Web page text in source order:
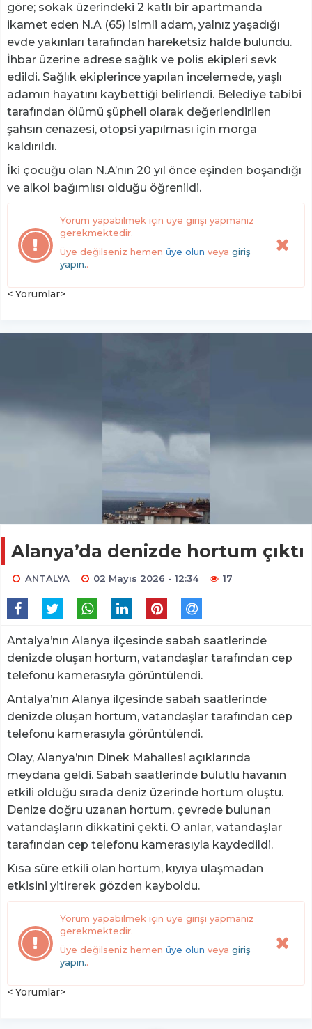
göre; sokak üzerindeki 2 katlı bir apartmanda
ikamet eden N.A (65) isimli adam, yalnız yaşadığı
evde yakınları tarafından hareketsiz halde bulundu.
İhbar üzerine adrese sağlık ve polis ekipleri sevk
edildi. Sağlık ekiplerince yapılan incelemede, yaşlı
adamın hayatını kaybettiği belirlendi. Belediye tabibi
tarafından ölümü şüpheli olarak değerlendirilen
şahsın cenazesi, otopsi yapılması için morga
kaldırıldı.
İki çocuğu olan N.A’nın 20 yıl önce eşinden boşandığı
ve alkol bağımlısı olduğu öğrenildi.
Yorum yapabilmek için üye girişi yapmanız
gerekmektedir.
Üye değilseniz hemen üye olun veya giriş
yapın..
< Yorumlar>
Alanya’da denizde hortum çıktı
ANTALYA 02 Mayıs 2026 - 12:34 17
Antalya’nın Alanya ilçesinde sabah saatlerinde
denizde oluşan hortum, vatandaşlar tarafından cep
telefonu kamerasıyla görüntülendi.
Antalya’nın Alanya ilçesinde sabah saatlerinde
denizde oluşan hortum, vatandaşlar tarafından cep
telefonu kamerasıyla görüntülendi.
Olay, Alanya’nın Dinek Mahallesi açıklarında
meydana geldi. Sabah saatlerinde bulutlu havanın
etkili olduğu sırada deniz üzerinde hortum oluştu.
Denize doğru uzanan hortum, çevrede bulunan
vatandaşların dikkatini çekti. O anlar, vatandaşlar
tarafından cep telefonu kamerasıyla kaydedildi.
Kısa süre etkili olan hortum, kıyıya ulaşmadan
etkisini yitirerek gözden kayboldu.
Yorum yapabilmek için üye girişi yapmanız
gerekmektedir.
Üye değilseniz hemen üye olun veya giriş
yapın..
< Yorumlar>